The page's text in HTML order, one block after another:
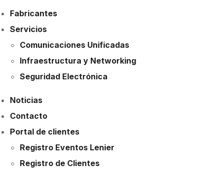
Fabricantes
Servicios
Comunicaciones Unificadas
Infraestructura y Networking
Seguridad Electrónica
Noticias
Contacto
Portal de clientes
Registro Eventos Lenier
Registro de Clientes